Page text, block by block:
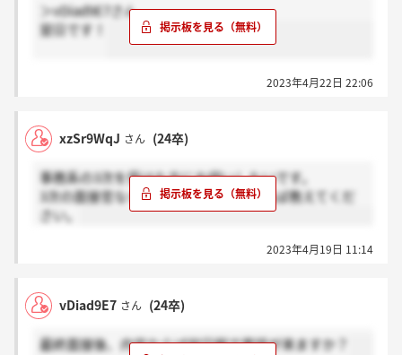
＞vDiad9E7さん
翌日です！
2023年4月22日 22:06
xzSr9WqJ さん (24卒)
事務系の3次を受けた方にお伺いしたいです。
3次の面接官なら肩書を差し支えなければ教えてくだ
さい。
2023年4月19日 11:14
vDiad9E7 さん (24卒)
最終面接後、内定ならば何日程で電話が来ますか？